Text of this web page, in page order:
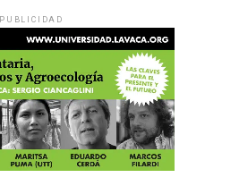
PUBLICIDAD